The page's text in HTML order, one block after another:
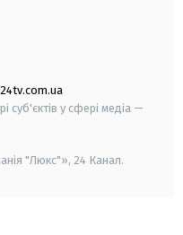
суб'єктів у сфері медіа —
"Люкс"», 24 Канал.